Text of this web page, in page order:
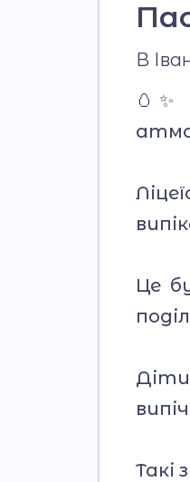
В
🥚✨
Це
Такі